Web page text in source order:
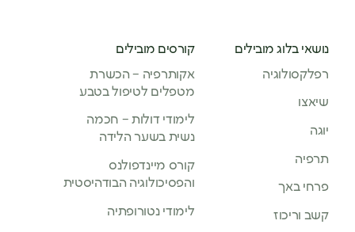
נושאי בלוג מובילים
רפלקסולוגיה
שיאצו
יוגה
תרפיה
פרחי באך
קשב וריכוז
קורסים מובילים
אקותרפיה – הכשרת
מטפלים לטיפול בטבע
לימודי דולות – חכמה
נשית בשער הלידה
קורס מיינדפולנס
והפסיכולוגיה הבודהיסטית
לימודי נטורופתיה